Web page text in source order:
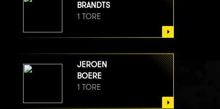
BRANDTS
1 TORE
JEROEN
BOERE
1 TORE